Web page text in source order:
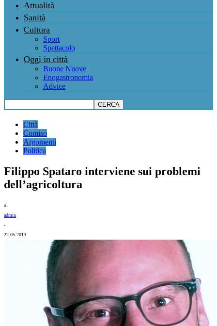
Attualità
Sanità
Cultura
Sport
Spettacolo
Oggi in città
Buone Nuove
Enogastronomia
Advice
Città
Comiso
Argomenti
Politica
Filippo Spataro interviene sui problemi
dell’agricoltura
di
admin
-
22.05.2013